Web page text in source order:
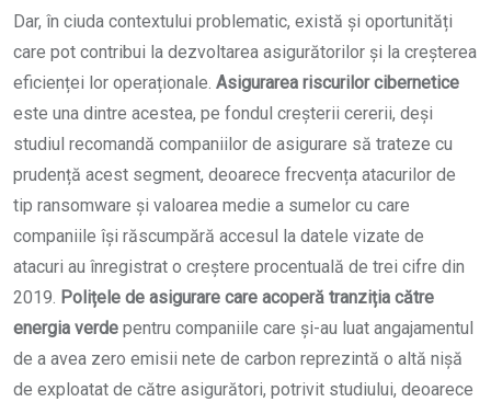
Dar, în ciuda contextului problematic, există și oportunități
care pot contribui la dezvoltarea asigurătorilor și la creșterea
eficienței lor operaționale. Asigurarea riscurilor cibernetice
este una dintre acestea, pe fondul creșterii cererii, deși
studiul recomandă companiilor de asigurare să trateze cu
prudență acest segment, deoarece frecvența atacurilor de
tip ransomware și valoarea medie a sumelor cu care
companiile își răscumpără accesul la datele vizate de
atacuri au înregistrat o creștere procentuală de trei cifre din
2019. Polițele de asigurare care acoperă tranziția către
energia verde pentru companiile care și-au luat angajamentul
de a avea zero emisii nete de carbon reprezintă o altă nișă
de exploatat de către asigurători, potrivit studiului, deoarece